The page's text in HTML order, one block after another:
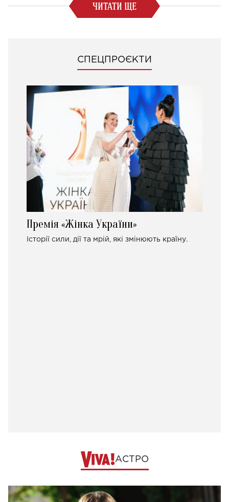
ЧИТАТИ ЩЕ
СПЕЦПРОЄКТИ
Премія «Жінка України»
Історії сили, дії та мрій, які змінюють країну.
АСТРО